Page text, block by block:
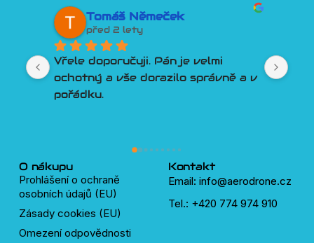
Tomáš Němeček
před 2 lety
Vřele doporučuji. Pán je velmi
ochotný a vše dorazilo správně a v
pořádku.
Lepší
O nákupu
Prohlášení o ochraně
osobních údajů (EU)
Zásady cookies (EU)
Omezení odpovědnosti
Kontakt
Email: info@aerodrone.cz
Tel.: +420 774 974 910